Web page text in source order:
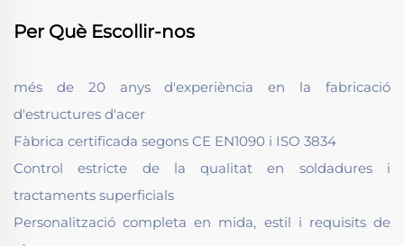
Per Què Escollir-nos
més de 20 anys d'experiència en la fabricació
d'estructures d'acer
Fàbrica certificada segons CE EN1090 i ISO 3834
Control estricte de la qualitat en soldadures i
tractaments superficials
Personalització completa en mida, estil i requisits de